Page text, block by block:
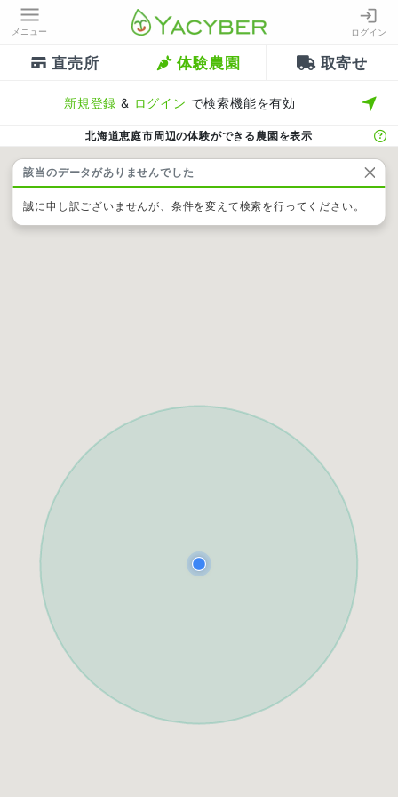
メニュー ログイン
直売所 体験農園 取寄せ
新規登録 & ログイン で検索機能を有効
北海道恵庭市周辺の体験ができる農園を表示
該当のデータがありませんでした
誠に申し訳ございませんが、条件を変えて検索を行ってください。